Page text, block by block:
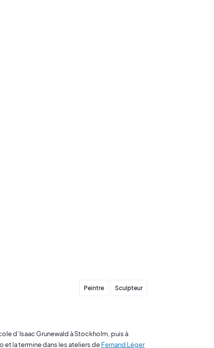
Peintre Sculpteur
d’Isaac Grunewald à Stockholm, puis à
et la termine dans les ateliers deFernand Léger